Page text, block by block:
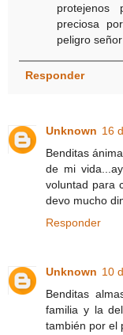
preciosa
peligro
Responder
Unknown 16
Benditas
de mi
voluntad para
devo mucho
Responder
Unknown 10
Benditas
familia y la
también por el